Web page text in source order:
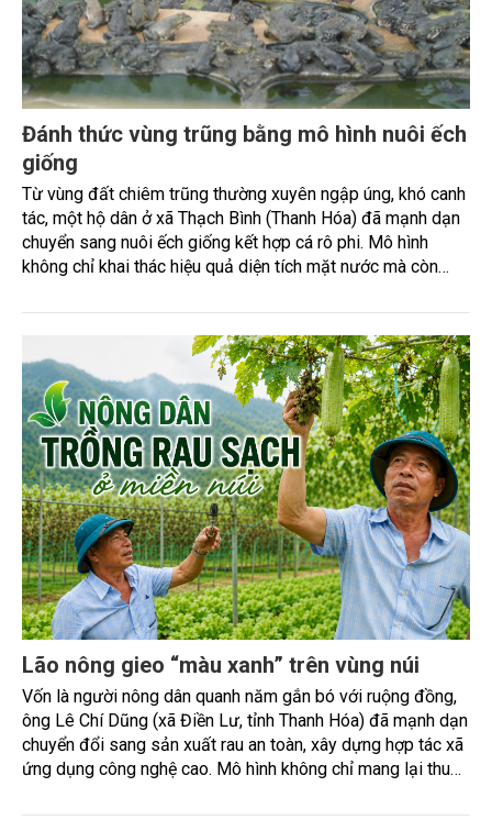
rừng ở Việt Nam.
Đánh thức vùng trũng bằng mô hình nuôi ếch
giống
Từ vùng đất chiêm trũng thường xuyên ngập úng, khó canh
tác, một hộ dân ở xã Thạch Bình (Thanh Hóa) đã mạnh dạn
chuyển sang nuôi ếch giống kết hợp cá rô phi. Mô hình
không chỉ khai thác hiệu quả diện tích mặt nước mà còn
Lão nông gieo “màu xanh” trên vùng núi
Vốn là người nông dân quanh năm gắn bó với ruộng đồng,
ông Lê Chí Dũng (xã Điền Lư, tỉnh Thanh Hóa) đã mạnh dạn
chuyển đổi sang sản xuất rau an toàn, xây dựng hợp tác xã
ứng dụng công nghệ cao. Mô hình không chỉ mang lại thu
phát triển nền nông nghiệp xanh, bền vững ở địa phương.